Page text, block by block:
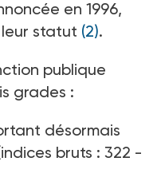
en 1996,
statut (2).
publique
grades :
désormais
bruts : 322 -